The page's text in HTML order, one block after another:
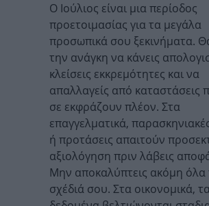
Ο Ιούλιος είναι μια περίοδος
προετοιμασίας για τα μεγάλα
προσωπικά σου ξεκινήματα.
την ανάγκη να κάνεις
κλείσεις εκκρεμότητες και να
απαλλαγείς από καταστάσεις
σε εκφράζουν πλέον. Στα
επαγγελματικά,
ή προτάσεις απαιτούν
αξιολόγηση πριν λάβεις
Μην αποκαλύπτεις ακόμη όλα
σχέδιά σου. Στα οικονομικά,